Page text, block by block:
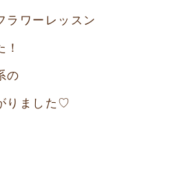
ラワーレッスン
の
りました♡